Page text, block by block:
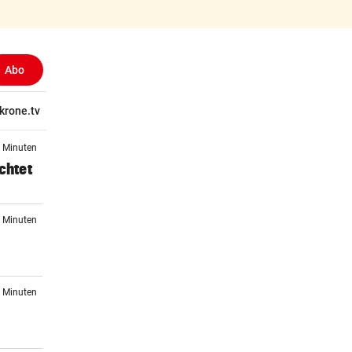
Abo
krone.tv
Minuten
Minuten
Minuten